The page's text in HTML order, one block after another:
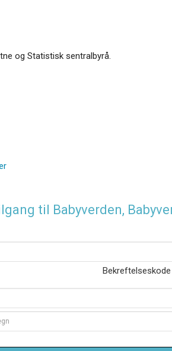
og Statistisk sentralbyrå.
til Babyverden,